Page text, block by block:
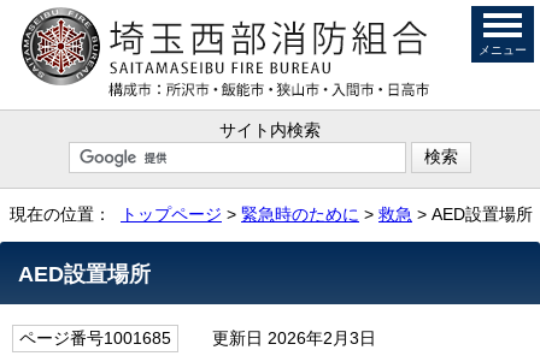
サイト内検索
メニュー
現在の位置： トップページ > 緊急時のために > 救急 > AED設置場所
AED設置場所
ページ番号1001685 更新日 2026年2月3日